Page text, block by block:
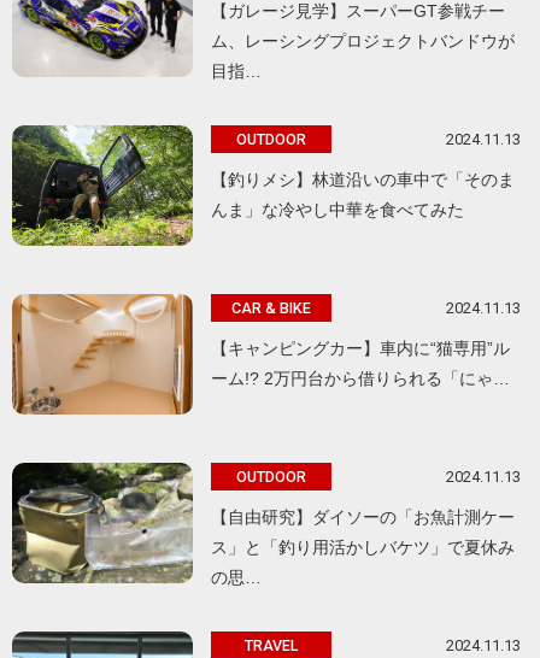
【ガレージ見学】スーパーGT参戦チー
ム、レーシングプロジェクトバンドウが
目指…
OUTDOOR 2024.11.13
【釣りメシ】林道沿いの車中で「そのま
んま」な冷やし中華を食べてみた
CAR & BIKE 2024.11.13
【キャンピングカー】車内に“猫専用”ル
ーム!? 2万円台から借りられる「にゃ…
OUTDOOR 2024.11.13
【自由研究】ダイソーの「お魚計測ケー
ス」と「釣り用活かしバケツ」で夏休み
の思…
TRAVEL 2024.11.13